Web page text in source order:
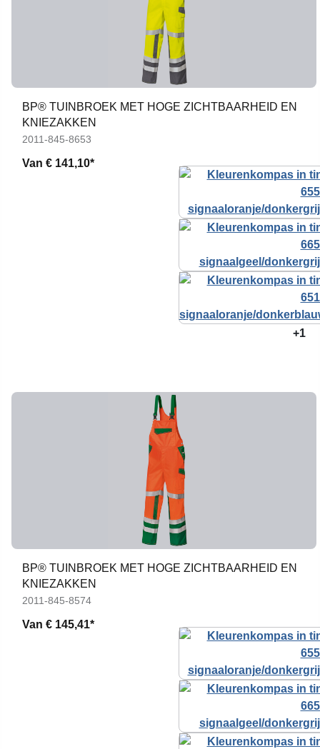
BP® TUINBROEK MET HOGE ZICHTBAARHEID EN
KNIEZAKKEN
2011-845-8653
Van € 141,10*
+1
BP® TUINBROEK MET HOGE ZICHTBAARHEID EN
KNIEZAKKEN
2011-845-8574
Van € 145,41*